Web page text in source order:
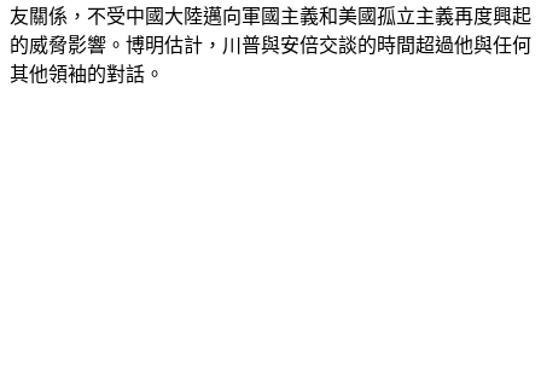
友關係，不受中國大陸邁向軍國主義和美國孤立主義再度興起
的威脅影響。博明估計，川普與安倍交談的時間超過他與任何
其他領袖的對話。